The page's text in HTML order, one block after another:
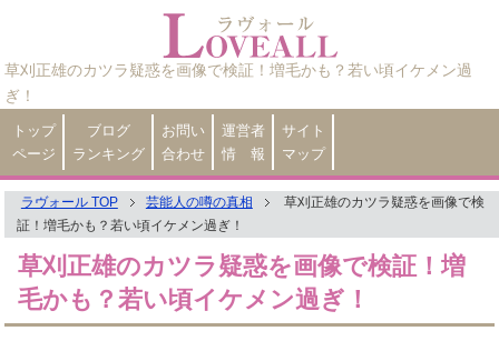
草刈正雄のカツラ疑惑を画像で検証！増毛かも？若い頃イケメン過
ぎ！
トップ
ページ
ブログ
ランキング
お問い
合わせ
運営者
情 報
サイト
マップ
ラヴォール TOP 芸能人の噂の真相
草刈正雄のカツラ疑惑を画像で検
証！増毛かも？若い頃イケメン過ぎ！
草刈正雄のカツラ疑惑を画像で検証！増
毛かも？若い頃イケメン過ぎ！